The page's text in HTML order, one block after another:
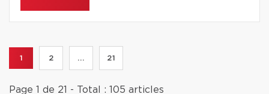
1 2 ... 21
Page 1 de 21 - Total : 105 articles